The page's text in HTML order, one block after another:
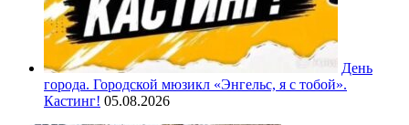
День
города. Городской мюзикл «Энгельс, я с тобой».
Кастинг! 05.08.2026